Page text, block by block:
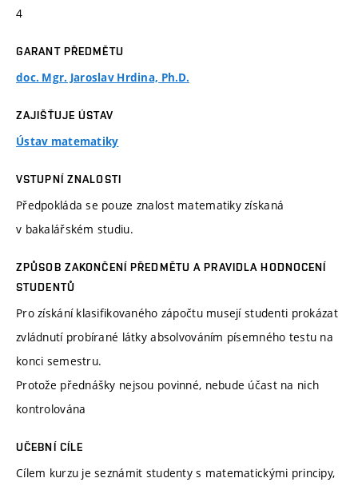
4
GARANT PŘEDMĚTU
doc. Mgr. Jaroslav Hrdina, Ph.D.
ZAJIŠŤUJE ÚSTAV
Ústav matematiky
VSTUPNÍ ZNALOSTI
Předpokláda se pouze znalost matematiky získaná
v bakalářském studiu.
ZPŮSOB ZAKONČENÍ PŘEDMĚTU A PRAVIDLA HODNOCENÍ
STUDENTŮ
Pro získání klasifikovaného zápočtu musejí studenti prokázat
zvládnutí probírané látky absolvováním písemného testu na
konci semestru.
Protože přednášky nejsou povinné, nebude účast na nich
kontrolována
UČEBNÍ CÍLE
Cílem kurzu je seznámit studenty s matematickými principy,